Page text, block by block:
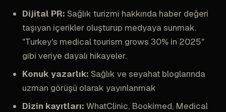
Dijital PR: Sağlık turizmi hakkında haber değeri
taşıyan içerikler oluşturup medyaya sunmak.
"Turkey's medical tourism grows 30% in 2025"
gibi veriye dayalı hikayeler.
Konuk yazarlık: Sağlık ve seyahat bloglarında
uzman görüşü olarak yayınlanmak
Dizin kayıtları: WhatClinic, Bookimed, Medical